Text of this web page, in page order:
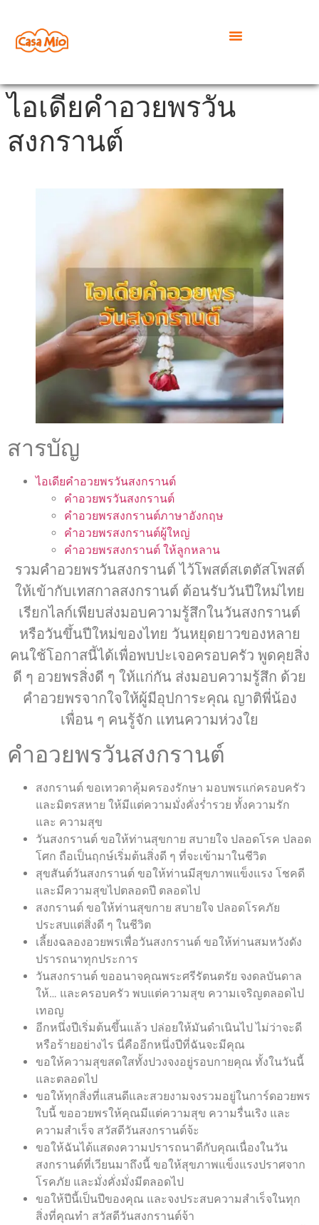
ไอเดียคำอวยพรวัน
สงกรานต์
สารบัญ
ไอเดียคำอวยพรวันสงกรานต์
คำอวยพรวันสงกรานต์
คำอวยพรสงกรานต์ภาษาอังกฤษ
คำอวยพรสงกรานต์ผู้ใหญ่
คำอวยพรสงกรานต์ ให้ลูกหลาน
รวมคำอวยพรวันสงกรานต์ ไว้โพสต์สเตตัสโพสต์
ให้เข้ากับเทสกาลสงกรานต์ ต้อนรับวันปีใหม่ไทย
เรียกไลก์เพียบส่งมอบความรู้สึกในวันสงกรานต์
หรือวันขึ้นปีใหม่ของไทย วันหยุดยาวของหลาย
คนใช้โอกาสนี้ได้เพื่อพบปะเจอครอบครัว พูดคุยสิ่ง
ดี ๆ อวยพรสิ่งดี ๆ ให้แก่กัน ส่งมอบความรู้สึก ด้วย
คำอวยพรจากใจให้ผู้มีอุปการะคุณ ญาติพี่น้อง
เพื่อน ๆ คนรู้จัก แทนความห่วงใย
คำอวยพรวันสงกรานต์
สงกรานต์ ขอเทวดาคุ้มครองรักษา มอบพรแก่ครอบครัว
และมิตรสหาย ให้มีแต่ความมั่งคั่งร่ำรวย ทั้งความรัก
และ ความสุข
วันสงกรานต์ ขอให้ท่านสุขกาย สบายใจ ปลอดโรค ปลอด
โศก ถือเป็นฤกษ์เริ่มต้นสิ่งดี ๆ ที่จะเข้ามาในชีวิต
สุขสันต์วันสงกรานต์ ขอให้ท่านมีสุขภาพแข็งแรง โชคดี
และมีความสุขไปตลอดปี ตลอดไป
สงกรานต์ ขอให้ท่านสุขกาย สบายใจ ปลอดโรคภัย
ประสบแต่สิ่งดี ๆ ในชีวิต
เลี้ยงฉลองอวยพรเพื่อวันสงกรานต์ ขอให้ท่านสมหวังดัง
ปรารถนาทุกประการ
วันสงกรานต์ ขออนาจคุณพระศรีรัตนตรัย จงดลบันดาล
ให้… และครอบครัว พบแต่ความสุข ความเจริญตลอดไป
เทอญ
อีกหนึ่งปีเริ่มต้นขึ้นแล้ว ปล่อยให้มันดำเนินไป ไม่ว่าจะดี
หรือร้ายอย่างไร นี่คืออีกหนึ่งปีที่ฉันจะมีคุณ
ขอให้ความสุขสดใสทั้งปวงจงอยู่รอบกายคุณ ทั้งในวันนี้
และตลอดไป
ขอให้ทุกสิ่งที่แสนดีและสวยงามจงรวมอยู่ในการ์ดอวยพร
ใบนี้ ขออวยพรให้คุณมีแต่ความสุข ความรื่นเริง และ
ความสำเร็จ สวัสดีวันสงกรานต์จ้ะ
ขอให้ฉันได้แสดงความปรารถนาดีกับคุณเนื่องในวัน
สงกรานต์ที่เวียนมาถึงนี้ ขอให้สุขภาพแข็งแรงปราศจาก
โรคภัย และมั่งคั่งมั่งมีตลอดไป
ขอให้ปีนี้เป็นปีของคุณ และจงประสบความสำเร็จในทุก
สิ่งที่คุณทำ สวัสดีวันสงกรานต์จ้า